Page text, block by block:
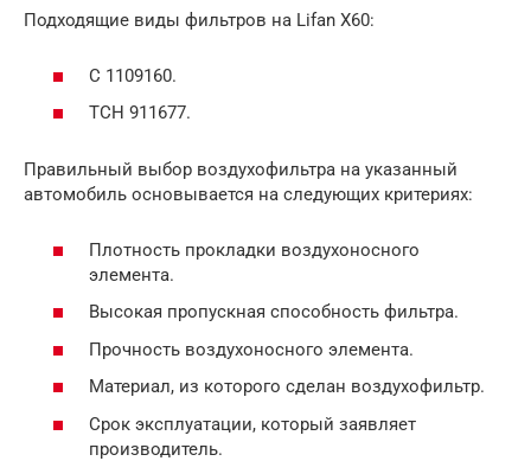
Подходящие виды фильтров на Lifan X60:
С 1109160.
ТСН 911677.
Правильный выбор воздухофильтра на указанный
автомобиль основывается на следующих критериях:
Плотность прокладки воздухоносного
элемента.
Высокая пропускная способность фильтра.
Прочность воздухоносного элемента.
Материал, из которого сделан воздухофильтр.
Срок эксплуатации, который заявляет
производитель.